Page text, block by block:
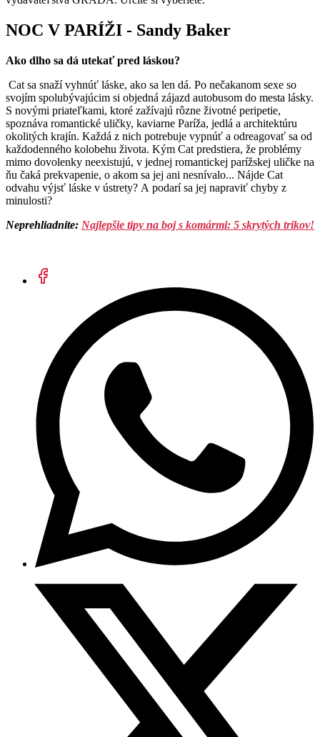
NOC V PARÍŽI - Sandy Baker
Ako dlho sa dá utekať pred láskou?
Cat sa snaží vyhnúť láske, ako sa len dá. Po nečakanom sexe so
svojím spolubývajúcim si objedná zájazd autobusom do mesta lásky.
S novými priateľkami, ktoré zažívajú rôzne životné peripetie,
spoznáva romantické uličky, kaviarne Paríža, jedlá a architektúru
okolitých krajín. Každá z nich potrebuje vypnúť a odreagovať sa od
každodenného kolobehu života. Kým Cat predstiera, že problémy
mimo dovolenky neexistujú, v jednej romantickej parížskej uličke na
ňu čaká prekvapenie, o akom sa jej ani nesnívalo... Nájde Cat
odvahu výjsť láske v ústrety? A podarí sa jej napraviť chyby z
minulosti?
Neprehliadnite: Najlepšie tipy na boj s komármi: 5 skrytých trikov!